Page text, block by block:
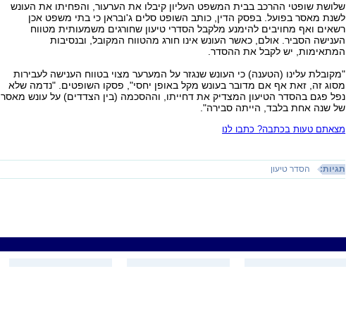
שלושת שופטי ההרכב בבית המשפט העליון קיבלו את הערעור, והפחיתו את העונש
לשנת מאסר בפועל. בפסק הדין, כותב השופט סלים ג'ובראן כי בתי משפט אכן
רשאים ואף מחויבים להימנע מלקבל הסדרי טיעון שחורגים משמעותית מטווח
הענישה הסביר. אולם, כאשר העונש אינו חורג מהטווח המקובל, ובנסיבות
המתאימות, יש לקבל את ההסדר.
"מקובלת עלינו (הטענה) כי העונש שנגזר על המערער מצוי בטווח הענישה לעבירות
מסוג זה, זאת אף אם מדובר בעונש מקל באופן יחסי", פסקו השופטים. "נדמה שלא
נפל פגם בהסדר הטיעון המצדיק את דחייתו, וההסכמה (בין הצדדים) על עונש מאסר
של שנה אחת בלבד, הייתה סבירה".
מצאתם טעות בכתבה? כתבו לנו
תגיות: הסדר טיעון